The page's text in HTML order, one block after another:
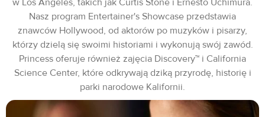
Nasz program Entertainer's Showcase przedstawia
znawców Hollywood, od aktorów po muzyków i pisarzy,
którzy dzielą się swoimi historiami i wykonują swój zawód.
Princess oferuje również zajęcia Discovery™ i California
Science Center, które odkrywają dziką przyrodę, historię i
parki narodowe Kalifornii.